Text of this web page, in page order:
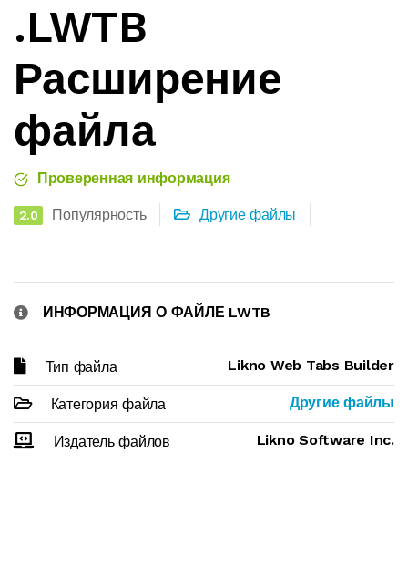
.LWTB
Расширение
файла
Проверенная информация
2.0 Популярность Другие файлы
ИНФОРМАЦИЯ О ФАЙЛЕ LWTB
Тип файла Likno Web Tabs Builder
Категория файла Другие файлы
Издатель файлов Likno Software Inc.